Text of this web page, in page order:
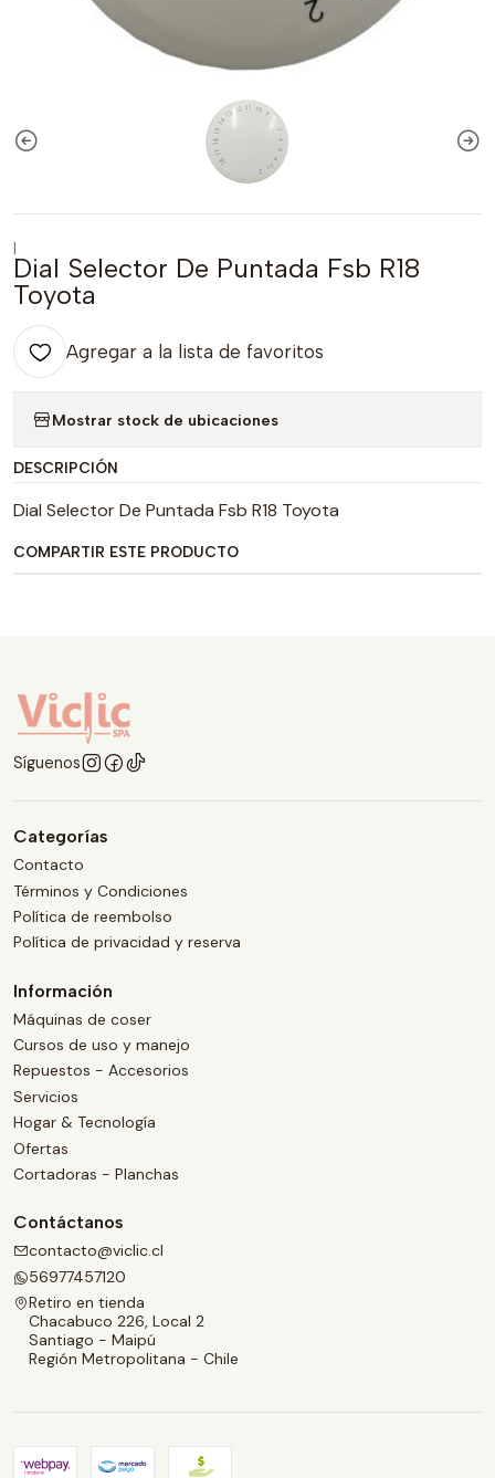
|
Dial Selector De Puntada Fsb R18
Toyota
Agregar a la lista de favoritos
Mostrar stock de ubicaciones
DESCRIPCIÓN
Dial Selector De Puntada Fsb R18 Toyota
COMPARTIR ESTE PRODUCTO
Síguenos
Categorías
Contacto
Términos y Condiciones
Política de reembolso
Política de privacidad y reserva
Información
Máquinas de coser
Cursos de uso y manejo
Repuestos - Accesorios
Servicios
Hogar & Tecnología
Ofertas
Cortadoras - Planchas
Contáctanos
contacto@viclic.cl
56977457120
Retiro en tienda
Chacabuco 226, Local 2
Santiago - Maipú
Región Metropolitana - Chile